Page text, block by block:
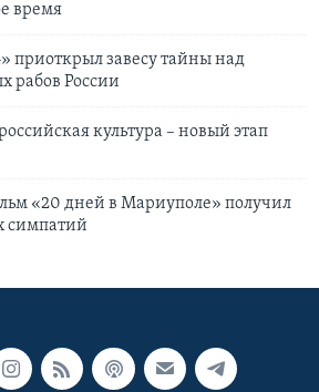
время
приоткрыл завесу тайны над
рабов России
культура – новый этап
«20 дней в Мариуполе» получил
симпатий